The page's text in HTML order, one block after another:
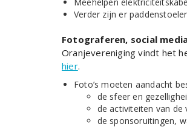
Verder zijn er
Fotograferen, social
Oranjevereniging vindt het
hier.
Foto’s moeten aandacht
de sfeer en
de activiteiten van de
de sponsoruitingen,